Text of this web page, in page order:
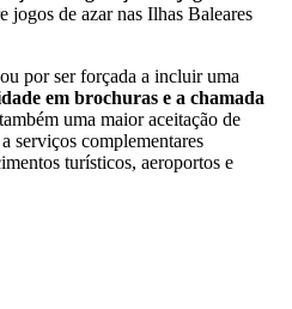
jogos de azar nas Ilhas Baleares
por ser forçada a incluir uma
em brochuras e a chamada
uma maior aceitação de
serviços complementares
turísticos, aeroportos e